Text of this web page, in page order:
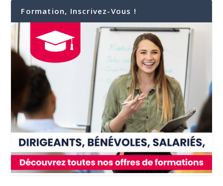
Formation, Inscrivez-Vous !